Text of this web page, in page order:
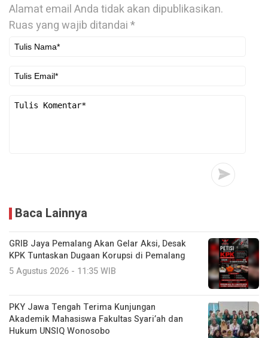
Alamat email Anda tidak akan dipublikasikan.
Ruas yang wajib ditandai*
Baca Lainnya
GRIB Jaya Pemalang Akan Gelar Aksi, Desak
KPK Tuntaskan Dugaan Korupsi di Pemalang
5 Agustus 2026 - 11:35 WIB
PKY Jawa Tengah Terima Kunjungan
Akademik Mahasiswa Fakultas Syari’ah dan
Hukum UNSIQ Wonosobo